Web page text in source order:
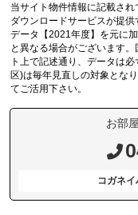
当サイト物件情報に記載さ
ダウンロードサービスが提
データ【2021年度】を元に
と異なる場合がございます
ト上で記述通り、データは
区)は毎年見直しの対象とな
てご活用下さい。
お部
コガネ